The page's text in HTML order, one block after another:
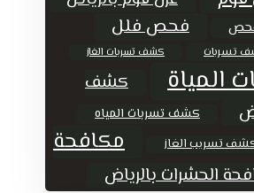
فحص فلل
تسربات كشف تسربات الغاز
المياة
كشف
كشف تسربات المياه
تسريب الغاز
مكافحة
الحشرات بالرياض